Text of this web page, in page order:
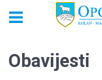
Obavijesti